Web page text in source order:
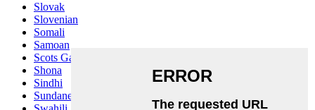
Slovak
Slovenian
Somali
Samoan
Scots Gaelic
Shona
Sindhi
Sundanese